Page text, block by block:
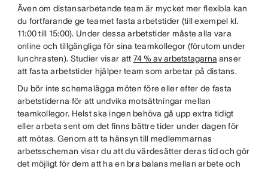
Även om distansarbetande team är mycket mer flexibla kan
du fortfarande ge teamet fasta arbetstider (till exempel kl.
11:00 till 15:00). Under dessa arbetstider måste alla vara
online och tillgängliga för sina teamkollegor (förutom under
lunchrasten). Studier visar att 74 % av arbetstagarna anser
att fasta arbetstider hjälper team som arbetar på distans.
Du bör inte schemalägga möten före eller efter de fasta
arbetstiderna för att undvika motsättningar mellan
teamkollegor. Helst ska ingen behöva gå upp extra tidigt
eller arbeta sent om det finns bättre tider under dagen för
att mötas. Genom att ta hänsyn till medlemmarnas
arbetsscheman visar du att du värdesätter deras tid och gör
det möjligt för dem att ha en bra balans mellan arbete och